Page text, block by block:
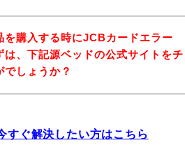
を購入する時にJCBカードエラー
、下記源ベッドの公式サイトをチ
でしょうか？
すぐ解決したい方はこちら